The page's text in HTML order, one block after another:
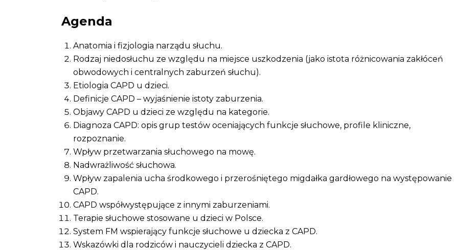
Agenda
Anatomia i fizjologia narządu słuchu.
Rodzaj niedosłuchu ze względu na miejsce uszkodzenia (jako istota różnicowania zakłóceń
obwodowych i centralnych zaburzeń słuchu).
Etiologia CAPD u dzieci.
Definicje CAPD – wyjaśnienie istoty zaburzenia.
Objawy CAPD u dzieci ze względu na kategorie.
Diagnoza CAPD: opis grup testów oceniających funkcje słuchowe, profile kliniczne,
rozpoznanie.
Wpływ przetwarzania słuchowego na mowę.
Nadwrażliwość słuchowa.
Wpływ zapalenia ucha środkowego i przerośniętego migdałka gardłowego na występowanie
CAPD.
CAPD współwystępujące z innymi zaburzeniami.
Terapie słuchowe stosowane u dzieci w Polsce.
System FM wspierający funkcje słuchowe u dziecka z CAPD.
Wskazówki dla rodziców i nauczycieli dziecka z CAPD.